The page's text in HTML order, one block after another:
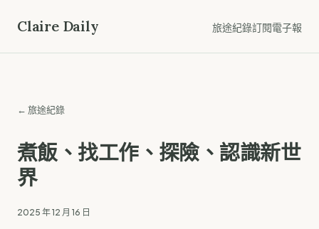
Claire Daily 旅途紀錄訂閱電子報
← 旅途紀錄
煮飯、找工作、探險、認識新世
界
2025 年 12 月 16 日